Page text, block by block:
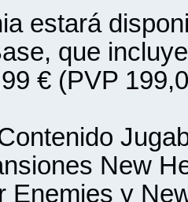
estará
que
€ (PVP
New
Enemies y